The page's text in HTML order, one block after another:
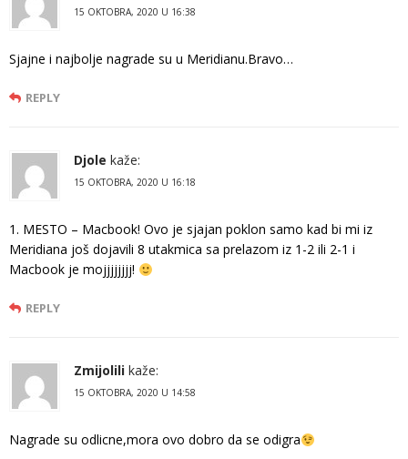
15 OKTOBRA, 2020 U 16:38
Sjajne i najbolje nagrade su u Meridianu.Bravo…
REPLY
Djole kaže:
15 OKTOBRA, 2020 U 16:18
1. MESTO – Macbook! Ovo je sjajan poklon samo kad bi mi iz
Meridiana još dojavili 8 utakmica sa prelazom iz 1-2 ili 2-1 i
Macbook je mojjjjjjjj!
REPLY
Zmijolili kaže:
15 OKTOBRA, 2020 U 14:58
Nagrade su odlicne,mora ovo dobro da se odigra